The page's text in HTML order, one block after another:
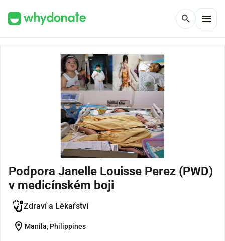
search menu
Podpora Janelle Louisse Perez (PWD)
v medicínském boji
Zdraví a Lékařství
location_on Manila, Philippines